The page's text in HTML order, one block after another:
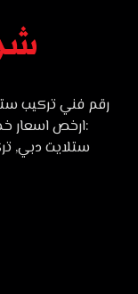
رقم فني تركيب
ستلايت دبي,